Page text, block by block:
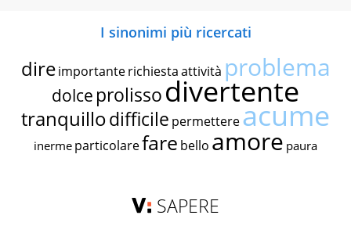
I sinonimi più ricercati
dire importante richiestaattività problema
dolce prolissodivertente
tranquillodifficile permettereacume
inerme particolarefare bello amore paura
SAPERE